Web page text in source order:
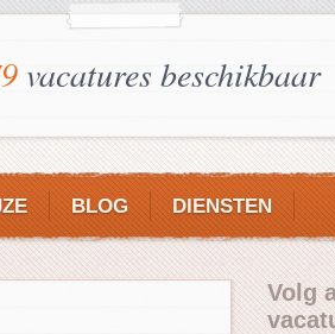
vacatures beschikbaar
BLOG DIENSTEN
Volg